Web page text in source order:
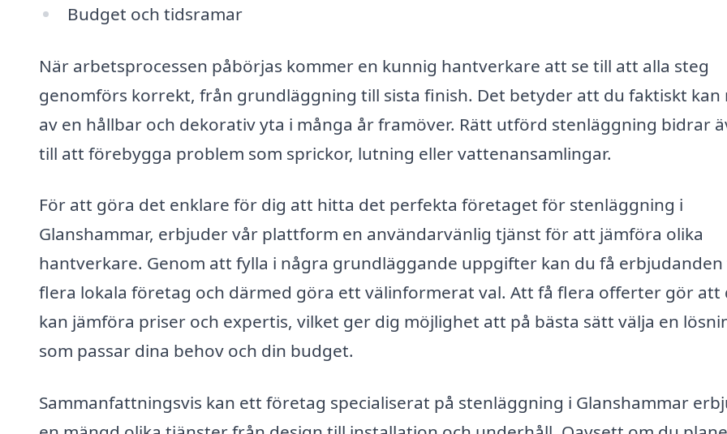
Budget och tidsramar
När arbetsprocessen påbörjas kommer en kunnig hantverkare att se till att alla steg
genomförs korrekt, från grundläggning till sista finish. Det betyder att du faktiskt kan
av en hållbar och dekorativ yta i många år framöver. Rätt utförd stenläggning bidrar
till att förebygga problem som sprickor, lutning eller vattenansamlingar.
För att göra det enklare för dig att hitta det perfekta företaget för stenläggning i
Glanshammar, erbjuder vår plattform en användarvänlig tjänst för att jämföra olika
hantverkare. Genom att fylla i några grundläggande uppgifter kan du få
flera lokala företag och därmed göra ett välinformerat val. Att få flera offerter gör att
kan jämföra priser och expertis, vilket ger dig möjlighet att på bästa sätt välja en
som passar dina behov och din budget.
Sammanfattningsvis kan ett företag specialiserat på stenläggning i Glanshammar